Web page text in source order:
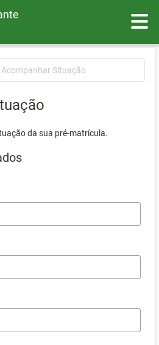
Acompanhar Situação
da sua pré-matrícula.